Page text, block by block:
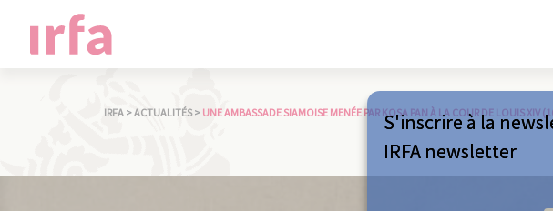
IRFA >ACTUALITÉS > UNE AMBASSADE SIAMOISE MENÉE PAR KOSA PAN À LA COUR DE LOUIS XIV
S'inscrire à la
IRFA newsletter